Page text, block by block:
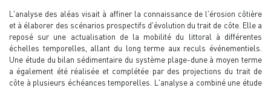
L'analyse des aléas visait à affiner la connaissance de l'érosion côtière
et à élaborer des scénarios prospectifs d'évolution du trait de côte. Elle a
reposé sur une actualisation de la mobilité du littoral à différentes
échelles temporelles, allant du long terme aux reculs événementiels.
Une étude du bilan sédimentaire du système plage-dune à moyen terme
a également été réalisée et complétée par des projections du trait de
côte à plusieurs échéances temporelles. L'analyse a combiné une étude